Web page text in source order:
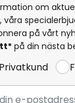
om
våra
på vårt
på din nästa
Privatkund